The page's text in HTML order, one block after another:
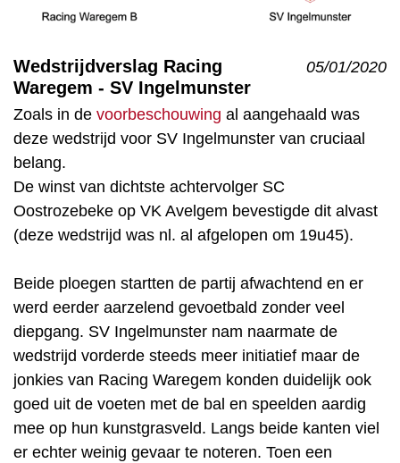
Wedstrijdverslag Racing
Waregem - SV Ingelmunster
05/01/2020
Zoals in de voorbeschouwing al aangehaald was
deze wedstrijd voor SV Ingelmunster van cruciaal
belang.
De winst van dichtste achtervolger SC
Oostrozebeke op VK Avelgem bevestigde dit alvast
(deze wedstrijd was nl. al afgelopen om 19u45).
Beide ploegen startten de partij afwachtend en er
werd eerder aarzelend gevoetbald zonder veel
diepgang. SV Ingelmunster nam naarmate de
wedstrijd vorderde steeds meer initiatief maar de
jonkies van Racing Waregem konden duidelijk ook
goed uit de voeten met de bal en speelden aardig
mee op hun kunstgrasveld. Langs beide kanten viel
er echter weinig gevaar te noteren. Toen een